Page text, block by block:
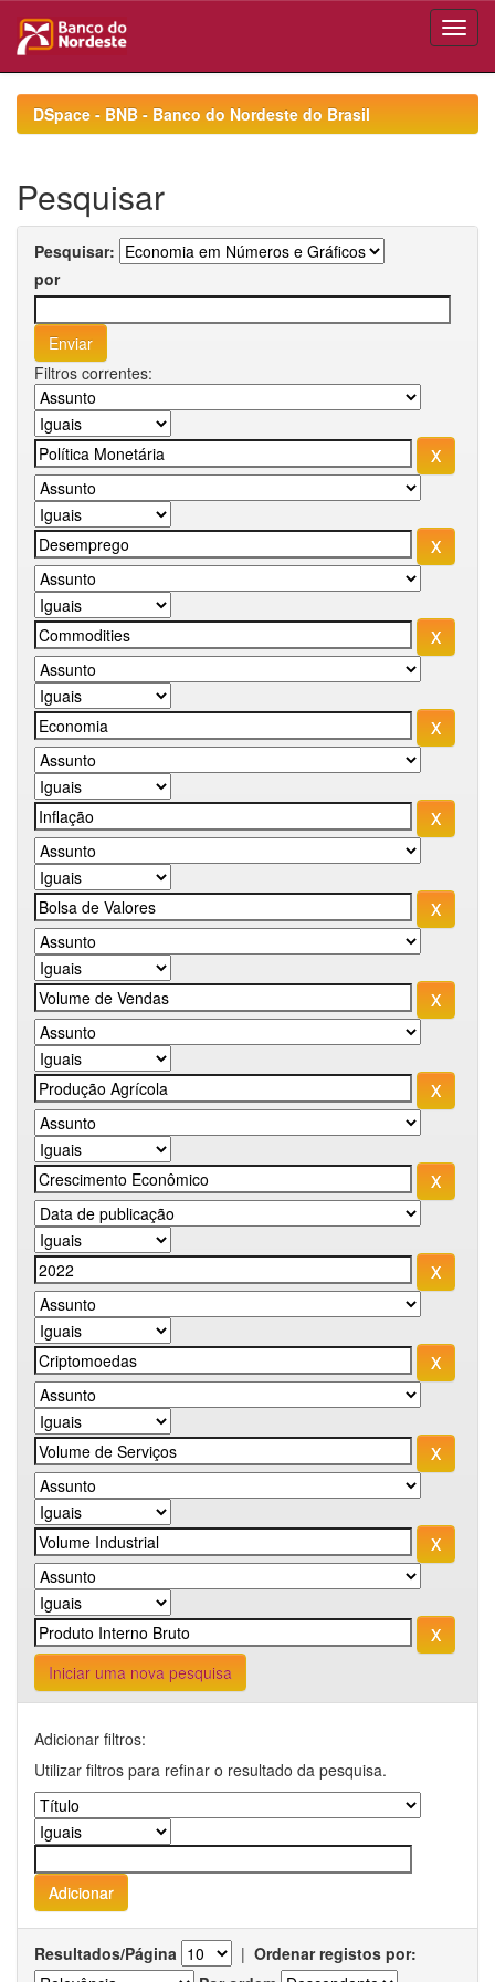
navigationDSpace - BNB - Banco do Nordeste do Brasil
Pesquisar
Pesquisar:
por
Filtros correntes:
Iniciar uma nova pesquisa
Adicionar filtros:
Utilizar filtros para refinar o resultado da pesquisa.
Resultados/Página | Ordenar registos por: